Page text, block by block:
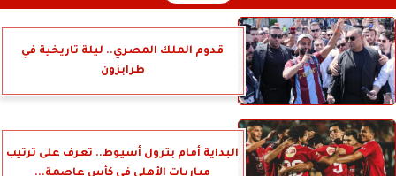
قدوم الملك المصري.. ليلة تاريخية في
طرابزون
البداية أمام بترول أسيوط.. تعرف على ترتيب
مباريات الأهلي في كأس عاصمة...